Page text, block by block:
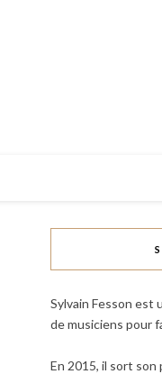
Sylvain Fesson est
de musiciens pour
En 2015, il sort son